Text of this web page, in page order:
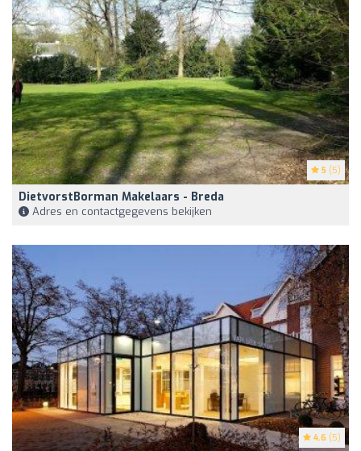
5 (5)
DietvorstBorman Makelaars - Breda
Adres en contactgegevens bekijken
4.6 (5)